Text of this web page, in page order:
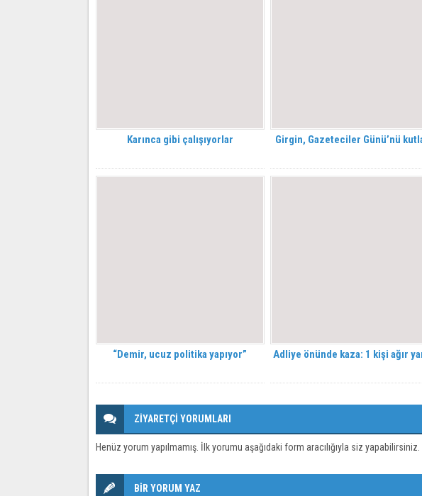
Karınca gibi çalışıyorlar Girgin, Gazeteciler Günü’nü
“Demir, ucuz politika yapıyor” Adliye önünde kaza: 1 kişi ağır
ZİYARETÇİ YORUMLARI
Henüz yorum yapılmamış. İlk yorumu aşağıdaki form aracılığıyla siz yapabilirsiniz.
BİR YORUM YAZ